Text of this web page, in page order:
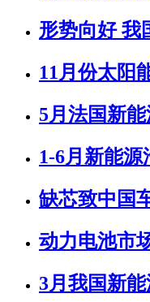
形势向好 我
11月份太阳
5月法国新
1-6月新能源
缺芯致中国
动力电池市
3月我国新